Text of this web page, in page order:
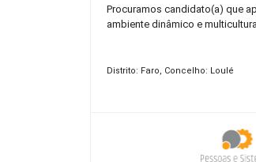
Procuramos candidato(a) que
ambiente dinâmico e
Distrito: Faro, Concelho: Loulé